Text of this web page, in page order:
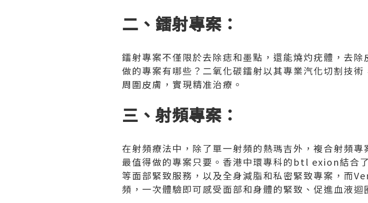
二、鐳射專案：
鐳射專案不僅限於去除痣和墨點，還能燒灼疣體，去
做的專案有哪些？二氧化碳鐳射以其專業汽化切割技
周圍皮膚，實現精准治療。
三、射頻專案：
在射頻療法中，除了單一射頻的熱瑪吉外，複合射頻
最值得做的專案只要。香港中環專科的btl exion結合
等面部緊致服務，以及全身減脂和私密緊致專案，而
頻，一次體驗即可感受面部和身體的緊致、促進血液迴